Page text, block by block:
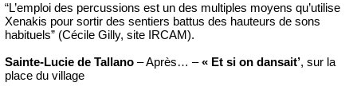
“L’emploi des percussions est un des multiples moyens qu’utilise
Xenakis pour sortir des sentiers battus des hauteurs de sons
habituels” (Cécile Gilly, site IRCAM).
Sainte-Lucie de Tallano – Après… –« Et si on dansait’, sur la
place du village